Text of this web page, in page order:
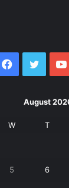
Facebook
Twitter
August
W T
5 6